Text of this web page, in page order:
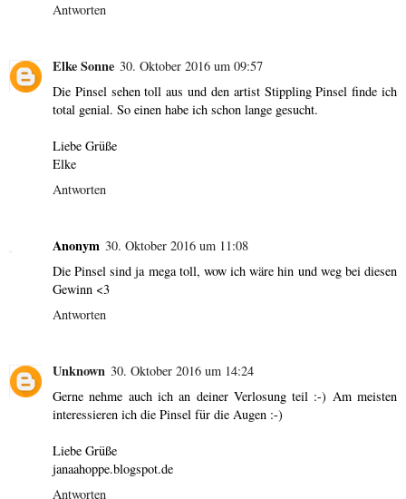
Antworten
Elke Sonne 30. Oktober 2016 um 09:57
Die Pinsel sehen toll aus und den artist Stippling Pinsel finde ich
total genial. So einen habe ich schon lange gesucht.
Liebe Grüße
Elke
Antworten
Anonym 30. Oktober 2016 um 11:08
Die Pinsel sind ja mega toll, wow ich wäre hin und weg bei diesen
Gewinn <3
Antworten
Unknown 30. Oktober 2016 um 14:24
Gerne nehme auch ich an deiner Verlosung teil :-) Am meisten
interessieren ich die Pinsel für die Augen :-)
Liebe Grüße
janaahoppe.blogspot.de
Antworten